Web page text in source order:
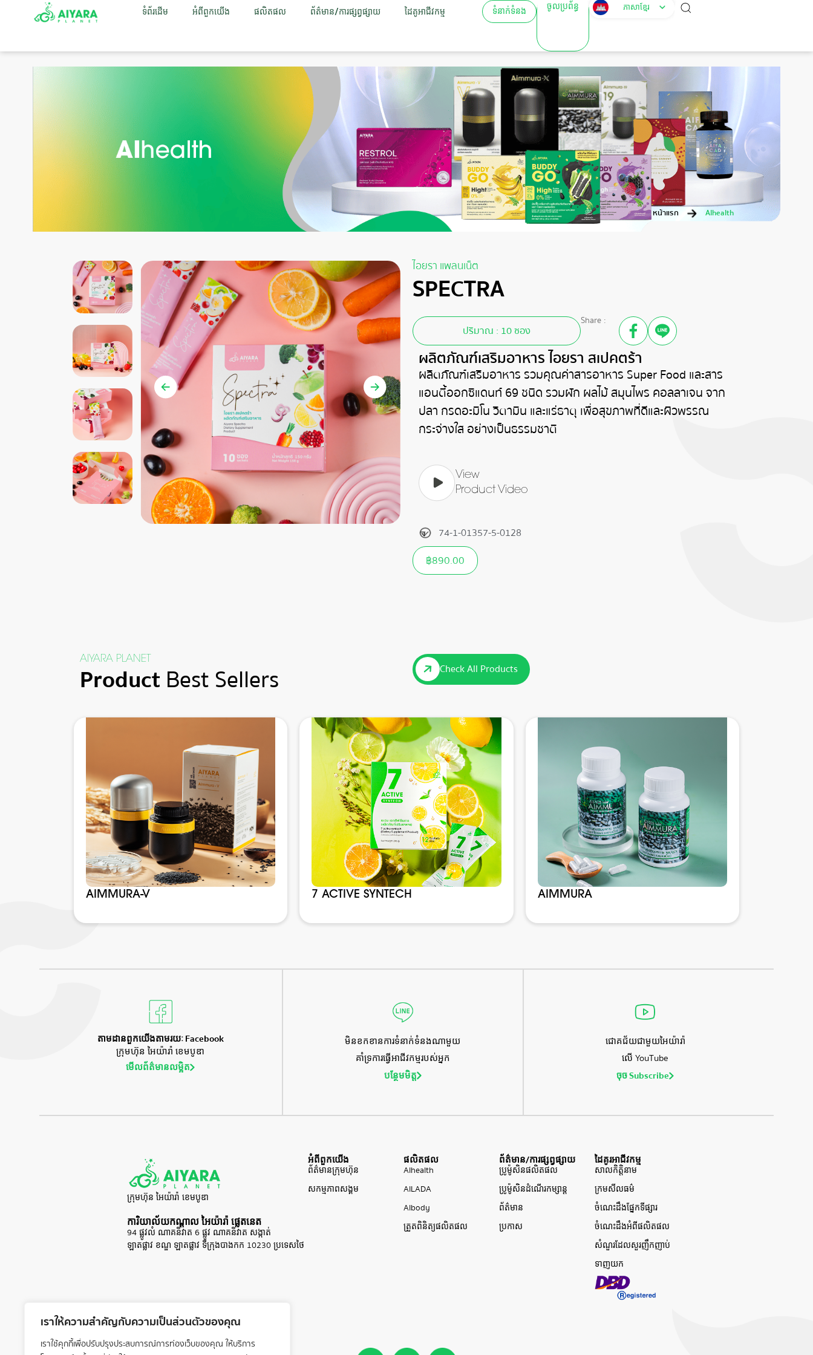
เราให้ความสำคัญกับความเป็นส่วนตัวของคุณ
เราใช้คุกกี้เพื่อปรับปรุงประสบการณ์การท่องเว็บของคุณ ให้บริการ
ទំព័រដើម អំពីពួកយើង ផលិតផល ព័ត៌មាន/ការផ្សព្វផ្សាយ ដៃគូអាជីវកម្ម ទំនាក់ទំនង ចូលប្រព័ន្ធ ភាសាខ្មែរ
หน้าแรก AIhealth
ไอยรา แพลนเน็ต
SPECTRA
ปริมาณ : 10 ซอง
Share :
ผลิตภัณฑ์เสริมอาหาร ไอยรา สเปคตร้า
ผลิตภัณฑ์เสริมอาหาร รวมคุณค่าสารอาหาร Super Food และสาร
แอนตี้ออกซิแดนท์ 69 ชนิด รวมผัก ผลไม้ สมุนไพร คอลลาเจน จาก
ปลา กรดอะมิโน วิตามิน และแร่ธาตุ เพื่อสุขภาพที่ดีและผิวพรรณ
กระจ่างใส อย่างเป็นธรรมชาติ
View
Product Video
74-1-01357-5-0128
฿890.00
AIYARA PLANET
Product Best Sellers Check All Products
AIMMURA-V 7 ACTIVE SYNTECH AIMMURA
តាមដានពួកយើងតាមរយៈ Facebook
ក្រុមហ៊ុន អៃយ៉ារ៉ា ខេមបូឌា
មើលព័ត៌មានលម្អិត
មិនខកខានការទំនាក់ទំនងណាមួយ
គាំទ្រការធ្វើអាជីវកម្មរបស់អ្នក
បន្ថែមមិត្ត
ជោគជ័យជាមួយអៃយ៉ារ៉ា
លើ YouTube
ចុច Subscribe
ក្រុមហ៊ុន អៃយ៉ារ៉ា ខេមបូឌា
ការិយាល័យកណ្ដាល អៃយ៉ារ៉ា​ ផ្លេតនេត
94 ផ្លូវលំ ណាគនិវាត 6 ផ្លូវ ណាគនិវាត សង្កាត់​
ឡាតផ្លាវ ខណ្ឌ ឡាតផ្លាវ ទីក្រុងបាងកក 10230 ប្រទេសថៃ
អំពីពួកយើង
ព័ត៌មានក្រុមហ៊ុន
សកម្មភាពសង្គម
ផលិតផល
AIhealth
AILADA
AIbody
ត្រួតពិនិត្យផលិតផល
ព័ត៌មាន/ការផ្សព្វផ្សាយ
ប្រូម៉ូសិនផលិតផល
ប្រូម៉ូសិនដំណើរកម្សាន្ត
ព័ត៌មាន
ប្រកាស
ដៃគូរអាជីវកម្ម
សាលកិត្តិនាម
ក្រមសីលធម៌
ចំណេះដឹងផ្នែកទីផ្សារ
ចំណេះដឹងអំពីផលិតផល
សំណួរដែលសួរញឹកញាប់
ទាញយក